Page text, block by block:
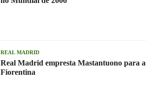
REAL MADRID
Real Madrid empresta Mastantuono para a
Fiorentina